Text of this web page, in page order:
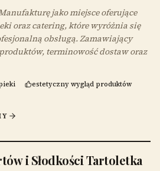
jako miejsce oferujące
oraz catering, które wyróżnia się
obsługą. Zamawiający
terminowość dostaw oraz
estetyczny wygląd produktów
i Słodkości Tartoletka